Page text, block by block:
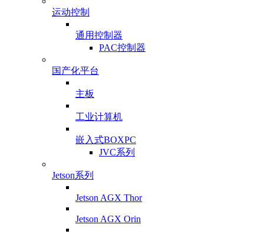
运动控制
通用控制器
PAC控制器
国产化平台
主板
工业计算机
嵌入式BOXPC
JVC系列
Jetson系列
Jetson AGX Thor
Jetson AGX Orin